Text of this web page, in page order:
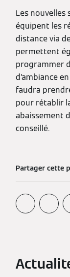
Les
équipent les
distance via
permettent
programmer
d’ambiance
faudra
pour rétablir
abaissement
conseillé.
Partager cette